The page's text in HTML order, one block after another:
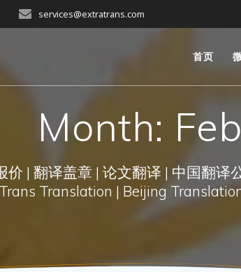
services@extratrans.com
首页
Month:
| 翻译盖章 | 论文翻译 | 中国翻
Translation | Beijing